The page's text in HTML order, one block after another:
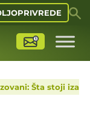
Šta stoji iza